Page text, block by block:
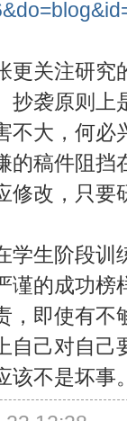
更关注研
抄袭原则
不大，何
的稿件阻
修改，只要
学生阶段
谨的成功
，即使有
自己对自
该不是坏事